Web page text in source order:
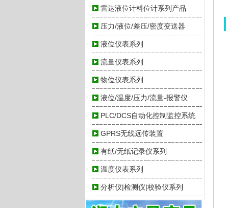
雷达液位计料位计系列产品
压力/液位/差压/密度变送器
液位仪表系列
流量仪表系列
物位仪表系列
液位/温度/压力/流量-报警仪
PLC/DCS自动化控制监控系统
GPRS无线远传装置
有纸/无纸记录仪系列
温度仪表系列
分析仪|检测仪|校验仪系列